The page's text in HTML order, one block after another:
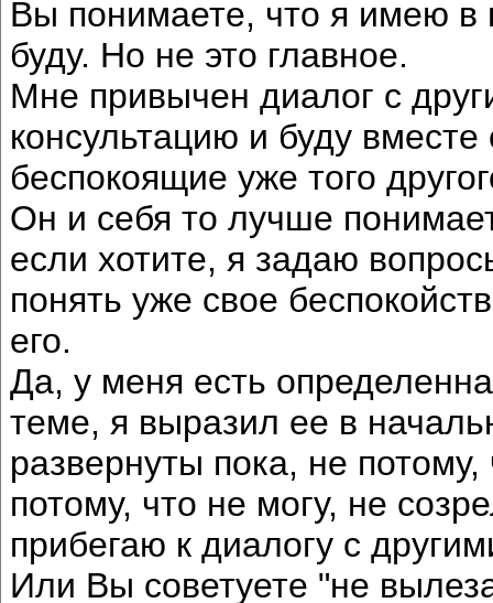
Вы понимаете, что я имею в
буду. Но не это главное.
Мне привычен диалог с
консультацию и буду
беспокоящие уже того
Он и себя то лучше
если хотите, я задаю
понять уже свое
его.
Да, у меня есть
теме, я выразил ее в
развернуты пока, не
потому, что не могу, не
прибегаю к диалогу с
Или Вы советуете "не